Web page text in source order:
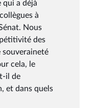
qui a déjà
à
Nous
des
cela, le
il de
et dans quels